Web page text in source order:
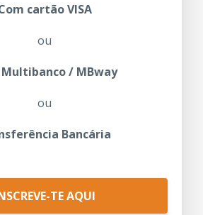
cartão VISA
ou
Multibanco / MBway
ou
Bancária
TE AQUI